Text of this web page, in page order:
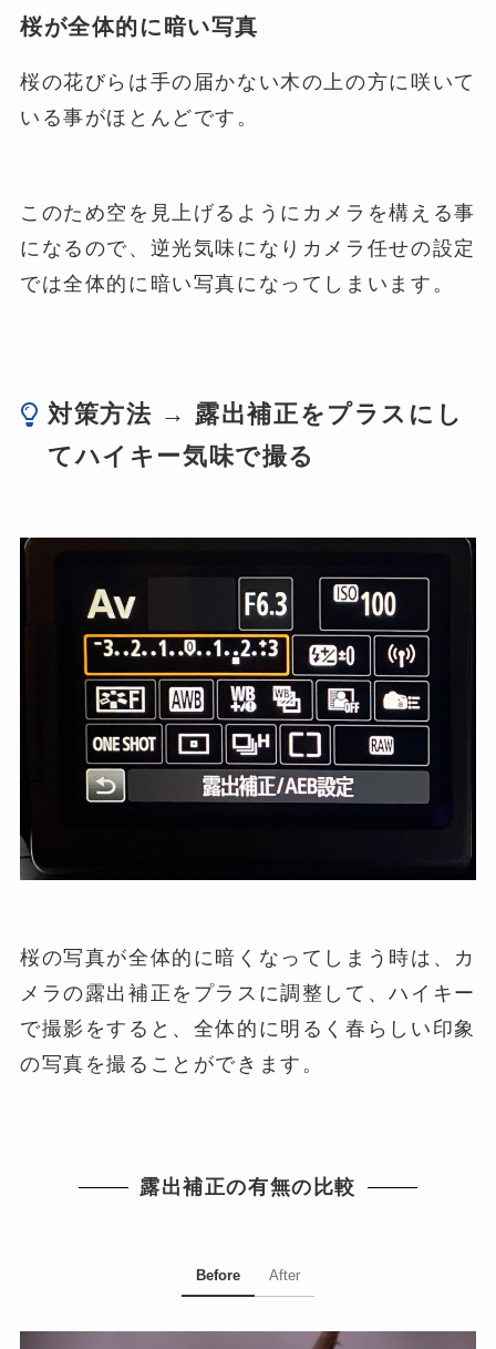
桜が全体的に暗い写真
桜の花びらは手の届かない木の上の方に咲いて
いる事がほとんどです。
このため空を見上げるようにカメラを構える事
になるので、逆光気味になりカメラ任せの設定
では全体的に暗い写真になってしまいます。
対策方法 → 露出補正をプラスにし
てハイキー気味で撮る
桜の写真が全体的に暗くなってしまう時は、カ
メラの露出補正をプラスに調整して、ハイキー
で撮影をすると、全体的に明るく春らしい印象
の写真を撮ることができます。
露出補正の有無の比較
Before After